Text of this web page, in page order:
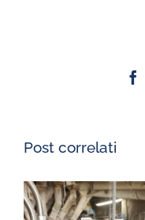
Post correlati